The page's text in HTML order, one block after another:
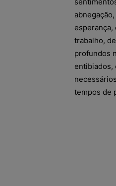
esperança,
trabalho,
profundos
entibiados,
tempos de